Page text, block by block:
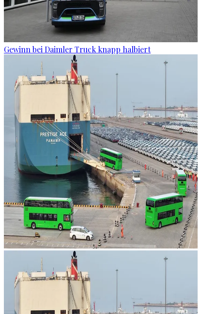
Gewinn bei Daimler Truck knapp halbiert